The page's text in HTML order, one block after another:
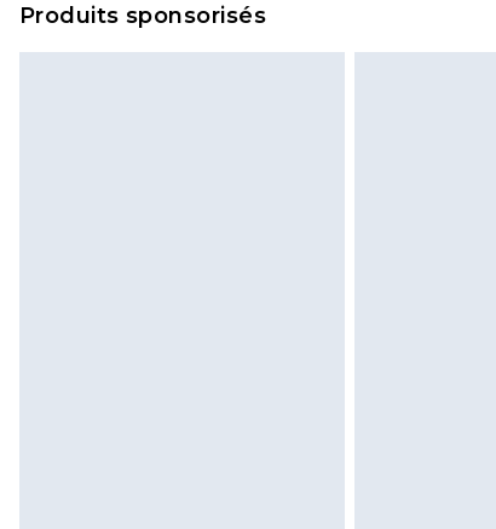
Produits sponsorisés